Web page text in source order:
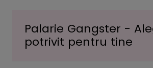
Palarie Gangster -
potrivit pentru tine